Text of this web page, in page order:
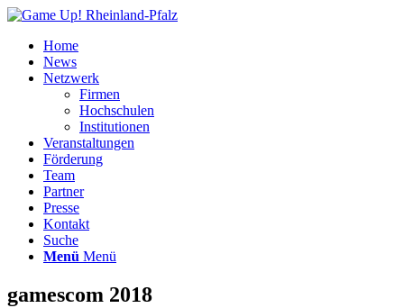
Home
News
Netzwerk
Firmen
Hochschulen
Institutionen
Veranstaltungen
Förderung
Team
Partner
Presse
Kontakt
Suche
Menü Menü
gamescom 2018